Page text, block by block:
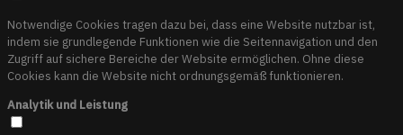
Notwendige Cookies tragen dazu bei, dass eine Website nutzbar ist,
indem sie grundlegende Funktionen wie die Seitennavigation und den
Zugriff auf sichere Bereiche der Website ermöglichen. Ohne diese
Cookies kann die Website nicht ordnungsgemäß funktionieren.
Analytik und Leistung